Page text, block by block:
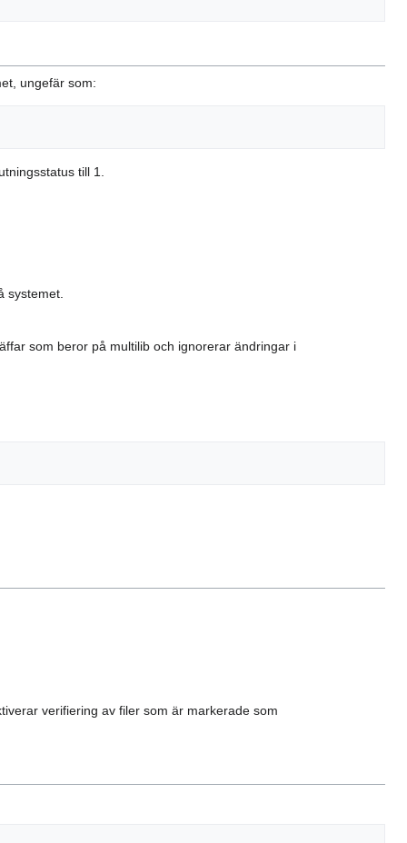
ungefär som:
till 1.
systemet.
som beror på multilib och ignorerar ändringar i
verifiering av filer som är markerade som